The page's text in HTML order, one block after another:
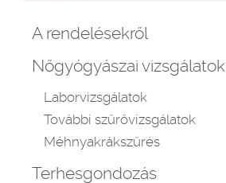
A rendelésekről
Nőgyógyászai vizsgálatok
Laborvizsgálatok
További szűrővizsgálatok
Méhnyakrákszűrés
Terhesgondozás